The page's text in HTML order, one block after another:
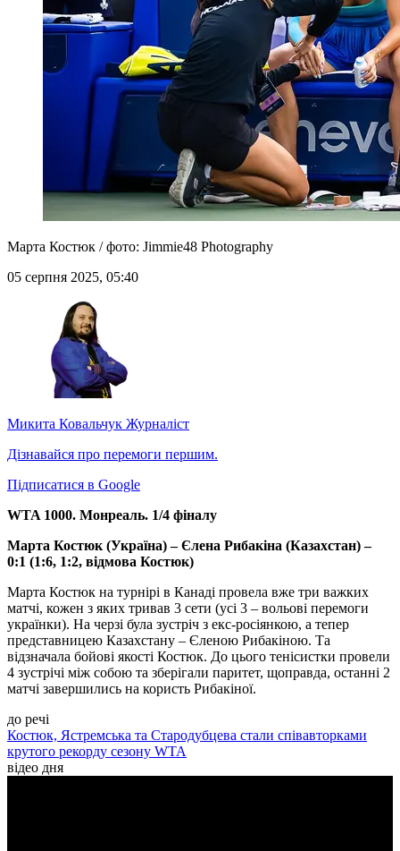
Марта Костюк / фото: Jimmie48 Photography
05 серпня 2025, 05:40
Микита Ковальчук Журналіст
Дізнавайся про перемоги першим.
Підписатися в Google
WTA 1000. Монреаль. 1/4 фіналу
Марта Костюк (Україна) – Єлена Рибакіна (Казахстан) –
0:1 (1:6, 1:2, відмова Костюк)
Марта Костюк на турнірі в Канаді провела вже три важких
матчі, кожен з яких тривав 3 сети (усі 3 – вольові перемоги
українки). На черзі була зустріч з екс-росіянкою, а тепер
представницею Казахстану – Єленою Рибакіною. Та
відзначала бойові якості Костюк. До цього тенісистки провели
4 зустрічі між собою та зберігали паритет, щоправда, останні 2
матчі завершились на користь Рибакіної.
до речі
Костюк, Ястремська та Стародубцева стали співавторками
крутого рекорду сезону WTA
відео дня